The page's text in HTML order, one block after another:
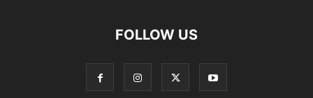
FOLLOW US